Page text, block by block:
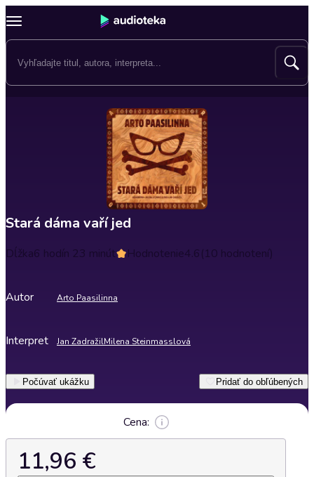
Stará dáma vaří jed
Dĺžka6 hodín 23 minút Hodnotenie4.6(10 hodnotení)
Autor Arto Paasilinna
Interpret Jan ZadražilMilena Steinmasslová
Počúvať ukážku Pridať do obľúbených
Cena:
11,96 €